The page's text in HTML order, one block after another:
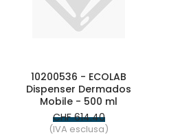
10200536 - ECOLAB
Dispenser Dermados
Mobile - 500 ml
CHF 614.40
(IVA esclusa)